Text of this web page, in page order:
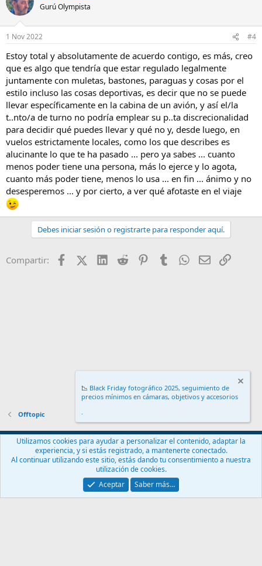
Gurú Olympista
1 Nov 2022 #4
Estoy total y absolutamente de acuerdo contigo, es más, creo
que es algo que tendría que estar regulado legalmente
juntamente con muletas, bastones, paraguas y cosas por el
estilo incluso las cosas deportivas, es decir que no se puede
llevar específicamente en la cabina de un avión, y así el/la
t..nto/a de turno no podría emplear su p..ta discrecionalidad
para decidir qué puedes llevar y qué no y, desde luego, en
vuelos estrictamente locales, como los que describes es
alucinante lo que te ha pasado ... pero ya sabes ... cuanto
menos poder tiene una persona, más lo ejerce y lo agota,
cuanto más poder tiene, menos lo usa ... en fin ... ánimo y no
desesperemos ... y por cierto, a ver qué afotaste en el viaje
Debes iniciar sesión o registrarte para responder aquí.
Compartir: FacebookX (Twitter)
LinkedIn
Reddit PinterestTumblr WhatsApp
EmailEnlace
Offtopic
Español (ES)
Contáctanos
Términos y reglas Política de privacidad
Ayuda
Community platform by XenForo® © 2010-2024 XenForo Ltd.
📉 Black Friday fotográfico 2025, seguimiento de
precios mínimos en cámaras, objetivos y accesorios
.
Utilizamos cookies para ayudar a personalizar el contenido, adaptar la
experiencia, y si estás registrado, a mantenerte conectado.
Al continuar utilizando este sitio, estás dando tu consentimiento a nuestra
utilización de cookies.
Aceptar
Saber más…